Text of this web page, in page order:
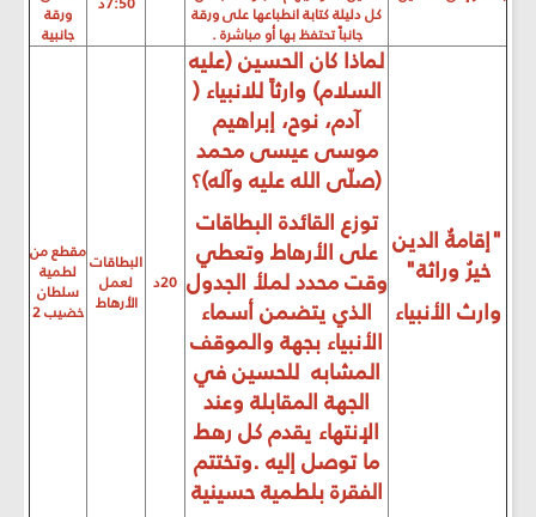
كل دليلة كتابة انطباعها على ورقة
جانباً تحتفظ بها أو مباشرة .
ورقة
جانبية
"إقامةُ الدين
خيرُ وراثة"
وارث الأنبياء
لماذا كان الحسين (عليه
السلام) وارثاً للانبياء (
آدم، نوح، إبراهيم
موسى عيسى محمد
(صلّى الله عليه وآله)؟
توزع القائدة البطاقات
على الأرهاط وتعطي
وقت محدد لملأ الجدول
الذي يتضمن أسماء
الأنبياء بجهة والموقف
المشابه للحسين في
الجهة المقابلة وعند
الإنتهاء يقدم كل رهط
ما توصل إليه .وتختتم
الفقرة بلطمية حسينية
20د
البطاقات
لعمل
الأرهاط
مقطع من
لطمية
سلطان
خضيب 2